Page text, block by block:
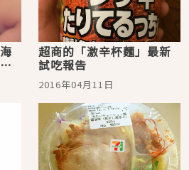
超商的「激辛杯麵」最新
試吃報告
2016年04月11日